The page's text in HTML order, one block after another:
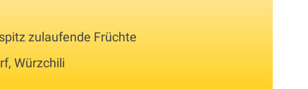
zulaufende Früchte
Würzchili